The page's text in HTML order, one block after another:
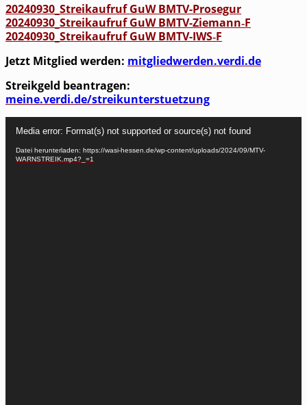
20240930_​Streikaufruf GuW BMTV-Prosegur
20240930_​Streikaufruf GuW BMTV-Zie­man­n‑F
20240930_​Streikaufruf GuW BMTV-IWS‑F
Jetzt Mit­glied wer­den: mitgliedwerden.verdi.de
Streik­geld bean­tra­gen:
meine.verdi.de/streikunterstuetzung
Player
Media error: Format(s) not supported or source(s) not found
Datei herunterladen: https://wasi-hessen.de/wp-content/uploads/2024/09/MTV-
WARNSTREIK.mp4?_=1